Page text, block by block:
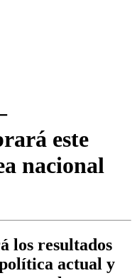
este
nacional
los resultados
actual y